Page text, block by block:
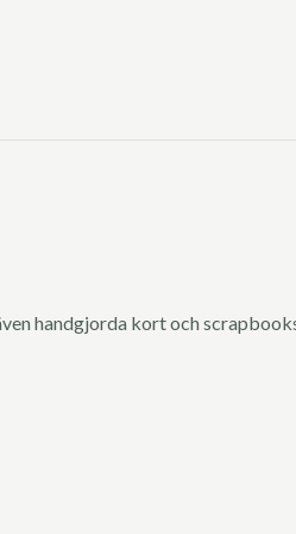
handgjorda kort och